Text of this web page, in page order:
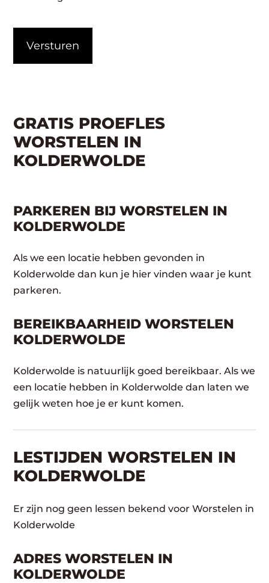
GRATIS PROEFLES
WORSTELEN IN
KOLDERWOLDE
PARKEREN BIJ WORSTELEN IN
KOLDERWOLDE
Als we een locatie hebben gevonden in
Kolderwolde dan kun je hier vinden waar je kunt
parkeren.
BEREIKBAARHEID WORSTELEN
KOLDERWOLDE
Kolderwolde is natuurlijk goed bereikbaar. Als we
een locatie hebben in Kolderwolde dan laten we
gelijk weten hoe je er kunt komen.
LESTIJDEN WORSTELEN IN
KOLDERWOLDE
Er zijn nog geen lessen bekend voor Worstelen in
Kolderwolde
ADRES WORSTELEN IN
KOLDERWOLDE